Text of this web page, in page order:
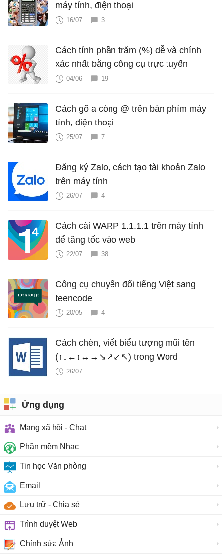
máy tính, điện thoại
16/07 3
Cách tính phần trăm (%) dễ và chính
xác nhất bằng công cụ trực tuyến
04/06 19
Cách gõ a còng @ trên bàn phím máy
tính, điện thoại
25/07 7
Đăng ký Zalo, cách tạo tài khoản Zalo
trên máy tính
26/07 4
Cách cài WARP 1.1.1.1 trên máy tính
để tăng tốc vào web
22/07 38
Công cụ chuyển đổi tiếng Việt sang
teencode
20/05 4
Cách chèn, viết biểu tượng mũi tên
(↑↓←↕↔→↘↗↙↖) trong Word
26/07
Ứng dụng
Mạng xã hội - Chat
Phần mềm Nhạc
Tin học Văn phòng
Email
Lưu trữ - Chia sẻ
Trình duyệt Web
Chỉnh sửa Ảnh